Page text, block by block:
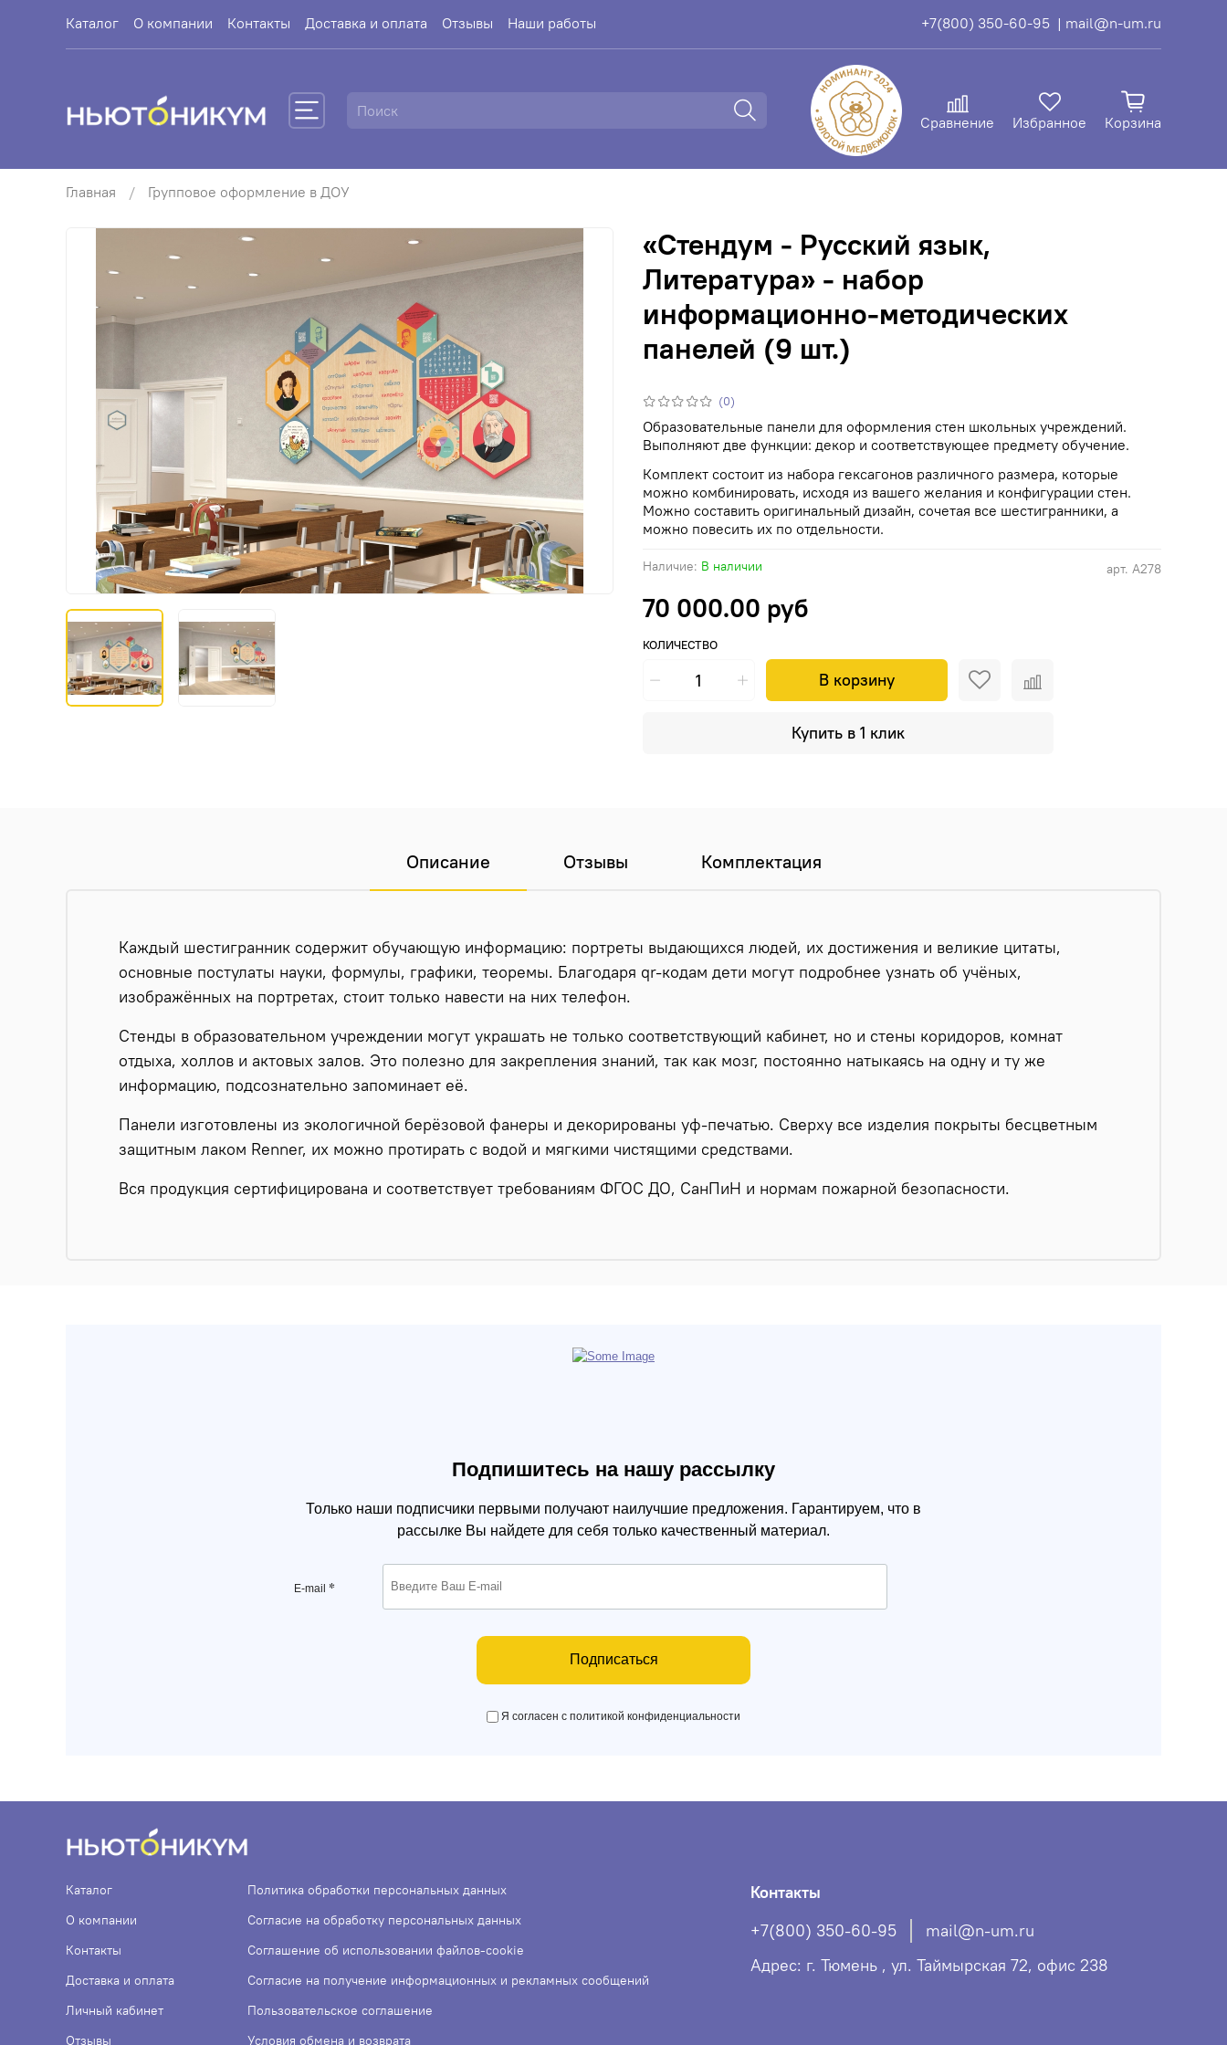
Каталог О компании Контакты Доставка и оплата Отзывы Наши работы +7(800) 350-60-95 | mail@n-um.ru
Сравнение Избранное Корзина
Главная Групповое оформление в ДОУ
(0)
арт. А278
Наличие: В наличии
«Стендум - Русский язык,
Литература» - набор
информационно-методических
панелей (9 шт.)
70 000.00 руб
КОЛИЧЕСТВО
В корзину
Купить в 1 клик
Образовательные панели для оформления стен школьных учреждений.
Выполняют две функции: декор и соответствующее предмету обучение.
Комплект состоит из набора гексагонов различного размера, которые
можно комбинировать, исходя из вашего желания и конфигурации стен.
Можно составить оригинальный дизайн, сочетая все шестигранники, а
можно повесить их по отдельности.
Описание Отзывы Комплектация
Каждый шестигранник содержит обучающую информацию: портреты выдающихся людей, их достижения и великие цитаты,
основные постулаты науки, формулы, графики, теоремы. Благодаря qr-кодам дети могут подробнее узнать об учёных,
изображённых на портретах, стоит только навести на них телефон.
Стенды в образовательном учреждении могут украшать не только соответствующий кабинет, но и стены коридоров, комнат
отдыха, холлов и актовых залов. Это полезно для закрепления знаний, так как мозг, постоянно натыкаясь на одну и ту же
информацию, подсознательно запоминает её.
Панели изготовлены из экологичной берёзовой фанеры и декорированы уф-печатью. Сверху все изделия покрыты бесцветным
защитным лаком Renner, их можно протирать с водой и мягкими чистящими средствами.
Вся продукция сертифицирована и соответствует требованиям ФГОС ДО, СанПиН и нормам пожарной безопасности.
Подпишитесь на нашу рассылку
Только наши подписчики первыми получают наилучшие предложения. Гарантируем, что в
рассылке Вы найдете для себя только качественный материал.
E-mail *
Подписаться
Я согласен с политикой конфиденциальности
Каталог
О компании
Контакты
Доставка и оплата
Личный кабинет
Отзывы
Политика обработки персональных данных
Согласие на обработку персональных данных
Соглашение об использовании файлов-cookie
Согласие на получение информационных и рекламных сообщений
Пользовательское соглашение
Условия обмена и возврата
Контакты
+7(800) 350-60-95
mail@n-um.ru
Адрес: г. Тюмень , ул. Таймырская 72, офис 238